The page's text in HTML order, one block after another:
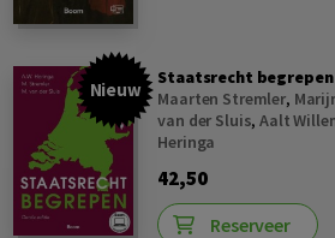
Nieuw
Staatsrecht begrepen
Maarten Stremler,
van der Sluis,Aalt
Heringa
42,50
Reserveer